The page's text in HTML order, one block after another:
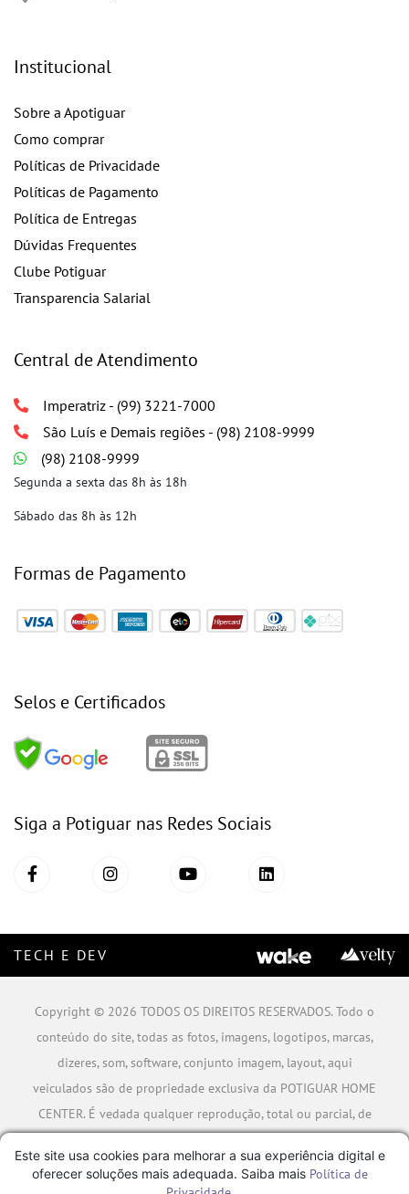
Institucional
Sobre a Apotiguar
Como comprar
Políticas de Privacidade
Políticas de Pagamento
Política de Entregas
Dúvidas Frequentes
Clube Potiguar
Transparencia Salarial
Central de Atendimento
Imperatriz - (99) 3221-7000
São Luís e Demais regiões - (98) 2108-9999
(98) 2108-9999
Segunda a sexta das 8h às 18h
Sábado das 8h às 12h
Formas de Pagamento
Selos e Certificados
Siga a Potiguar nas Redes Sociais
TECH E DEV
Copyright © 2026 TODOS OS DIREITOS RESERVADOS. Todo o
conteúdo do site, todas as fotos, imagens, logotipos, marcas,
dizeres, som, software, conjunto imagem, layout, aqui
veiculados são de propriedade exclusiva da POTIGUAR HOME
CENTER. É vedada qualquer reprodução, total ou parcial, de
A violação de qualquer direito mencionado implicará na
responsabilização cível e criminal nos termos da Lei.
Este site usa cookies para melhorar a sua experiência digital e
oferecer soluções mais adequada. Saiba mais Política de